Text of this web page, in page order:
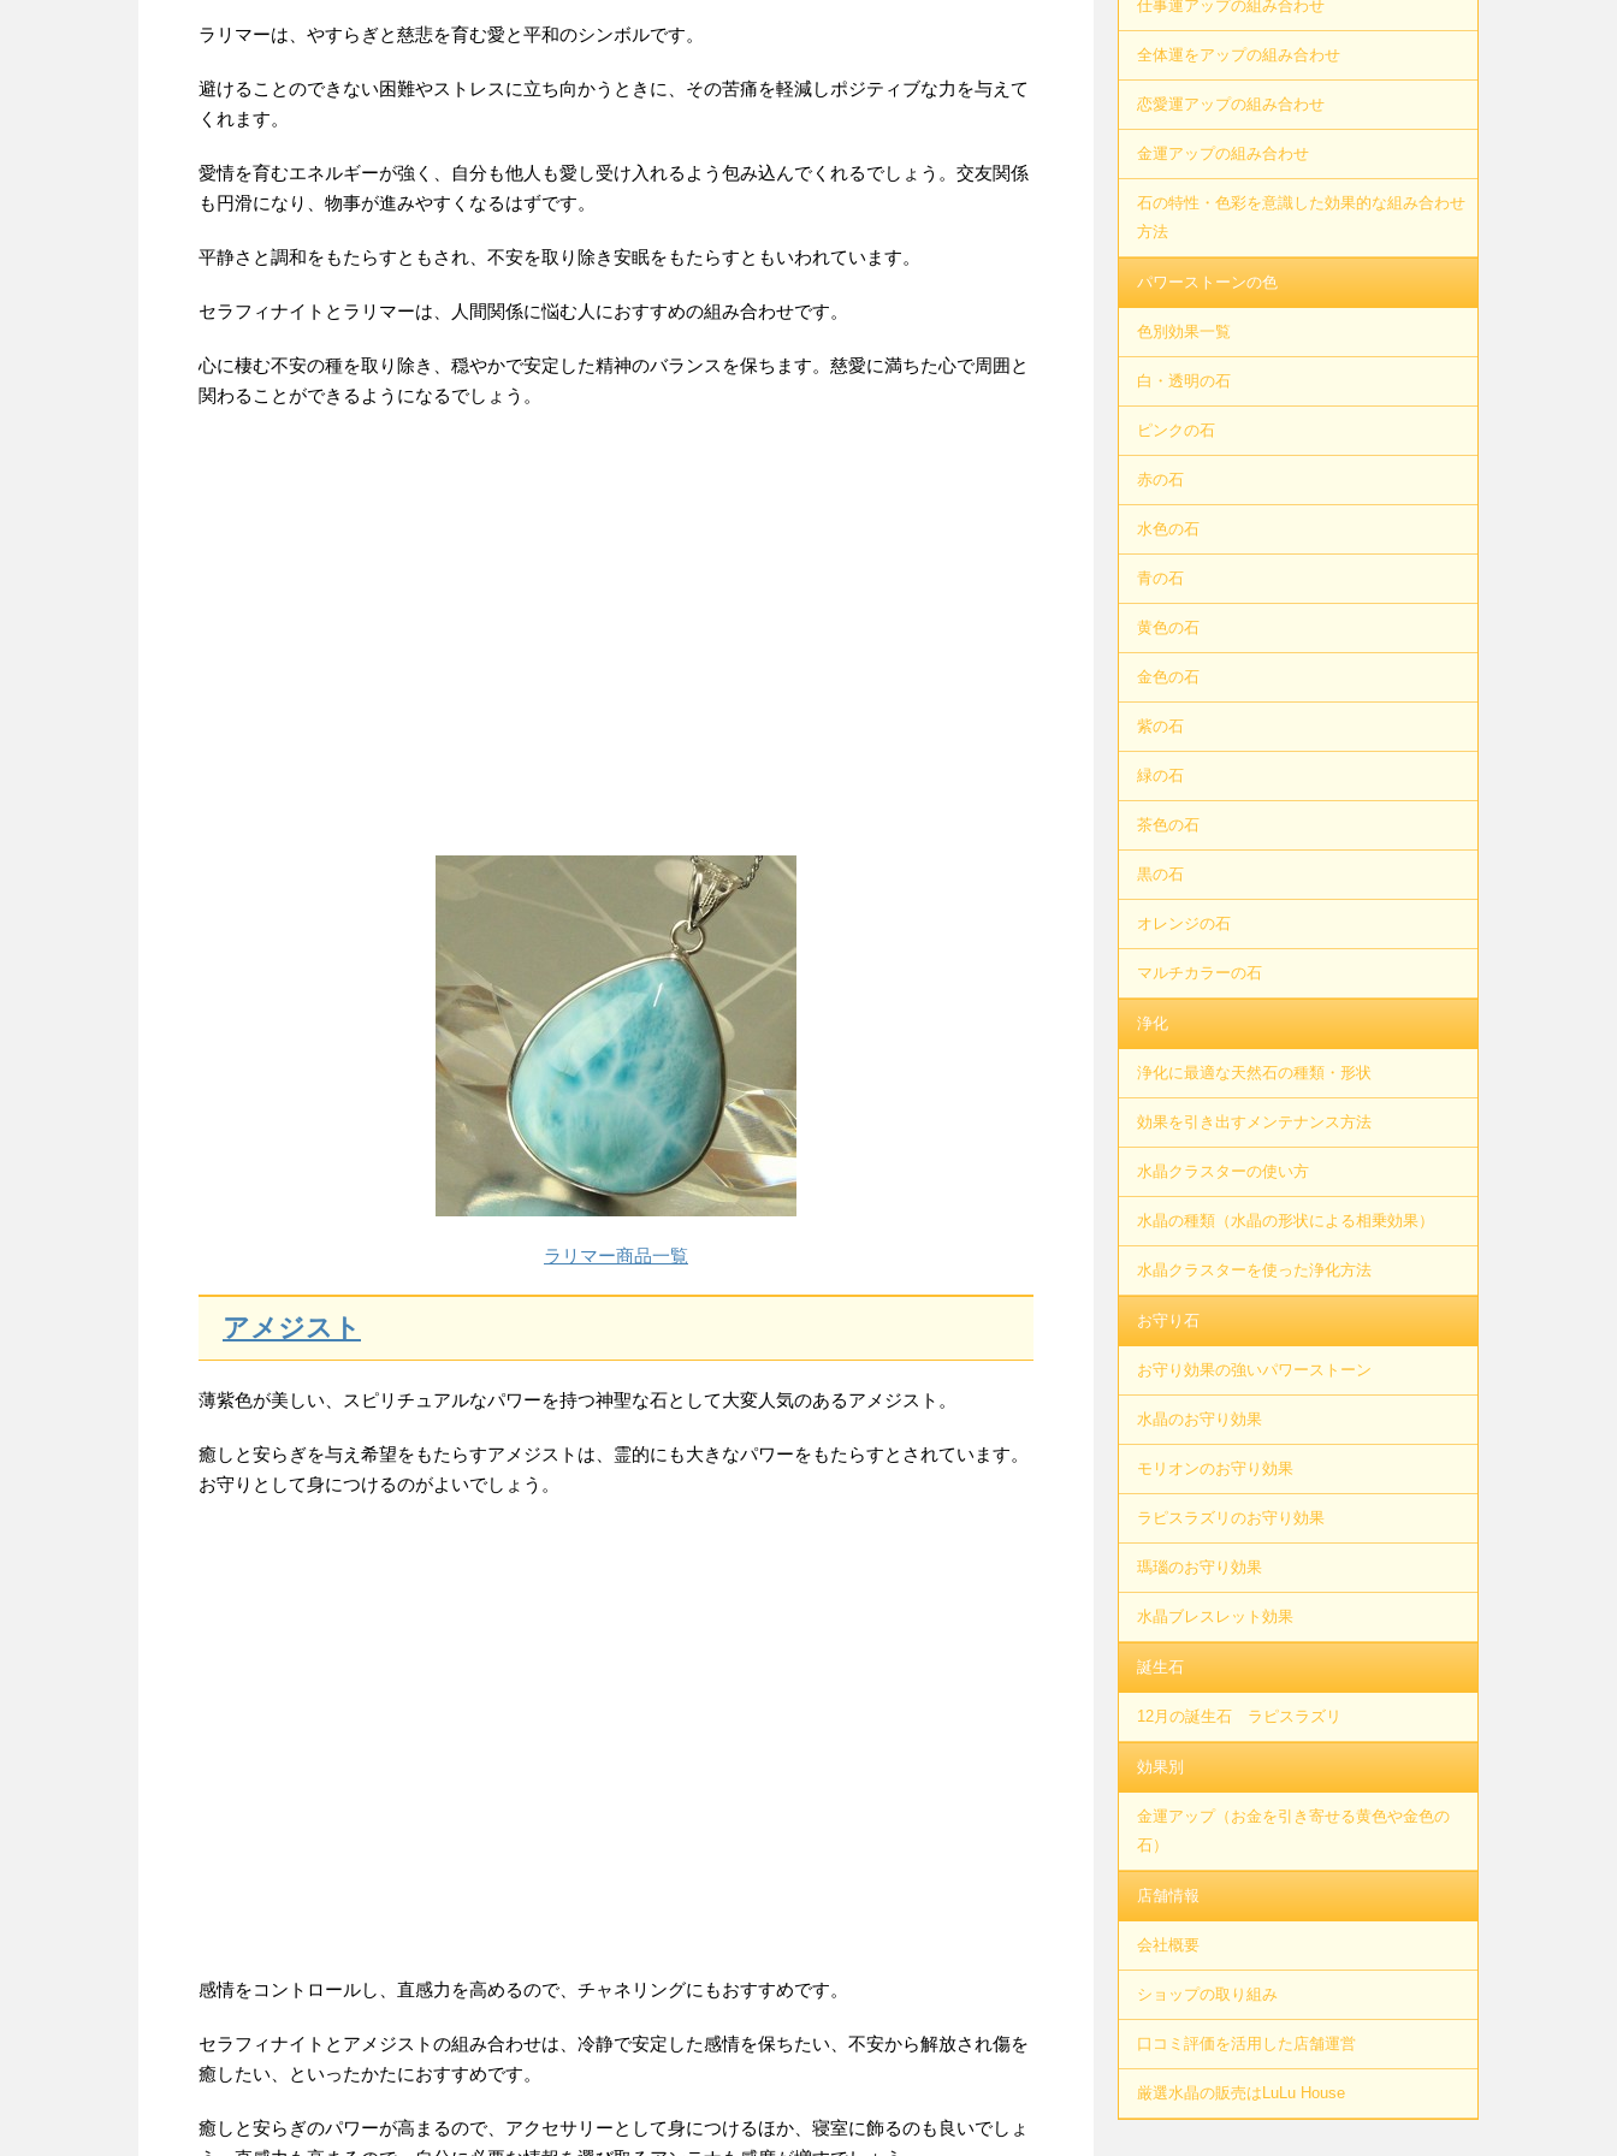
ラリマーは、やすらぎと慈悲を育む愛と平和のシンボルです。
避けることのできない困難やストレスに立ち向かうときに、その苦痛を軽減しポジティブな力を与えて
くれます。
愛情を育むエネルギーが強く、自分も他人も愛し受け入れるよう包み込んでくれるでしょう。交友関係
も円滑になり、物事が進みやすくなるはずです。
平静さと調和をもたらすともされ、不安を取り除き安眠をもたらすともいわれています。
セラフィナイトとラリマーは、人間関係に悩む人におすすめの組み合わせです。
心に棲む不安の種を取り除き、穏やかで安定した精神のバランスを保ちます。慈愛に満ちた心で周囲と
関わることができるようになるでしょう。
ラリマー商品一覧
アメジスト
薄紫色が美しい、スピリチュアルなパワーを持つ神聖な石として大変人気のあるアメジスト。
癒しと安らぎを与え希望をもたらすアメジストは、霊的にも大きなパワーをもたらすとされています。
お守りとして身につけるのがよいでしょう。
感情をコントロールし、直感力を高めるので、チャネリングにもおすすめです。
セラフィナイトとアメジストの組み合わせは、冷静で安定した感情を保ちたい、不安から解放され傷を
癒したい、といったかたにおすすめです。
癒しと安らぎのパワーが高まるので、アクセサリーとして身につけるほか、寝室に飾るのも良いでしょ
仕事運アップの組み合わせ
全体運をアップの組み合わせ
恋愛運アップの組み合わせ
金運アップの組み合わせ
石の特性・色彩を意識した効果的な組み合わせ
方法
パワーストーンの色
色別効果一覧
白・透明の石
ピンクの石
赤の石
水色の石
青の石
黄色の石
金色の石
紫の石
緑の石
茶色の石
黒の石
オレンジの石
マルチカラーの石
浄化
浄化に最適な天然石の種類・形状
効果を引き出すメンテナンス方法
水晶クラスターの使い方
水晶の種類（水晶の形状による相乗効果）
水晶クラスターを使った浄化方法
お守り石
お守り効果の強いパワーストーン
水晶のお守り効果
モリオンのお守り効果
ラピスラズリのお守り効果
瑪瑙のお守り効果
水晶ブレスレット効果
誕生石
12月の誕生石 ラピスラズリ
効果別
金運アップ（お金を引き寄せる黄色や金色の
石）
店舗情報
会社概要
ショップの取り組み
口コミ評価を活用した店舗運営
厳選水晶の販売はLuLu House